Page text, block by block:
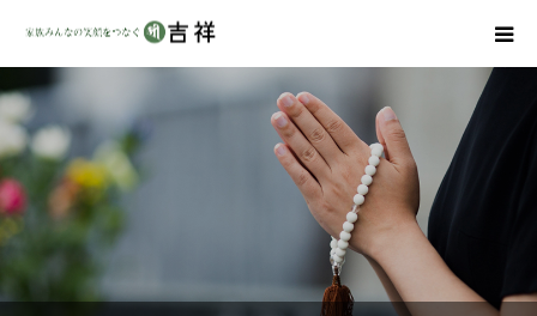
商品ラインナップ
墓地・霊園を探す
吉祥の特徴